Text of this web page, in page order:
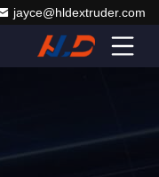
jayce@hldextruder.com